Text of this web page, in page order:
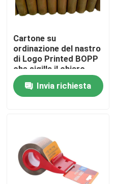
Cartone su
ordinazione del nastro
di Logo Printed BOPP
che sigilla il chiaro
nastro Rolls enorme di
BOPP Invia richiesta